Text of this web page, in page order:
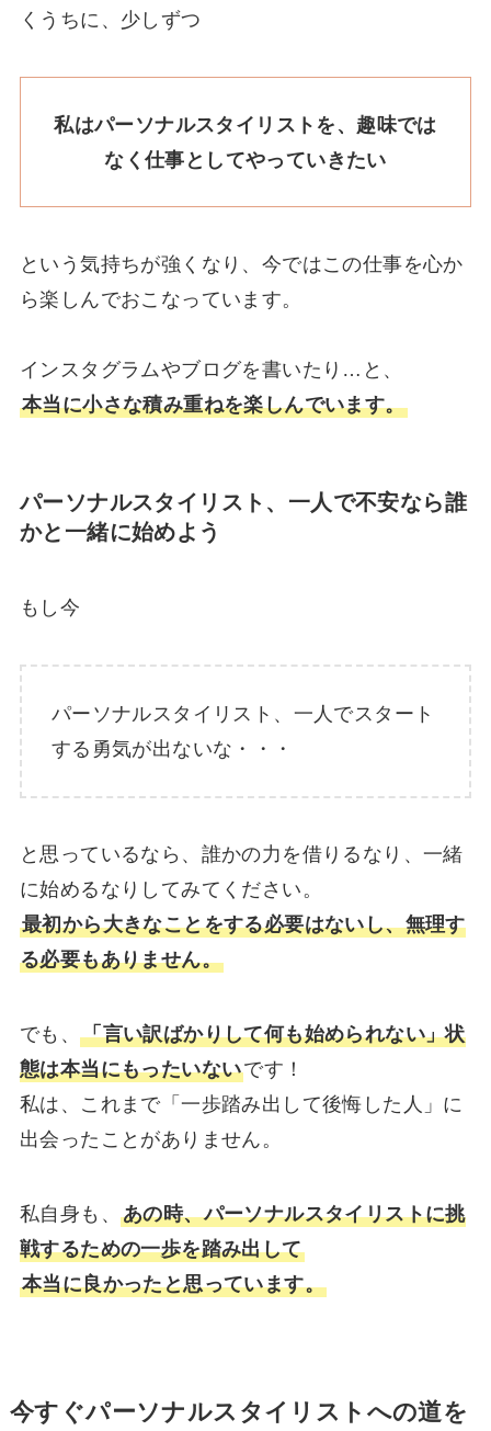
くうちに、少しずつ
私はパーソナルスタイリストを、趣味では
なく仕事としてやっていきたい
という気持ちが強くなり、今ではこの仕事を心か
ら楽しんでおこなっています。
インスタグラムやブログを書いたり…と、
本当に小さな積み重ねを楽しんでいます。
パーソナルスタイリスト、 一人で不安なら誰
かと一緒に始めよう
もし今
パーソナルスタイリスト、一人でスタート
する勇気が出ないな・・・
と思っているなら、誰かの力を借りるなり、一緒
に始めるなりしてみてください。
最初から大きなことをする必要はないし、無理す
る必要もありません。
でも、「言い訳ばかりして何も始められない」状
態は本当にもったいないです！
私は、これまで「一歩踏み出して後悔した人」に
出会ったことがありません。
私自身も、 あの時、パーソナルスタイリストに挑
戦するための一歩を踏み出して
本当に良かったと思っています。
今すぐパーソナルスタイリストへの道を